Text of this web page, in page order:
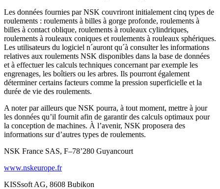
Les données fournies par NSK couvriront initialement cinq types de
roulements : roulements à billes à gorge profonde, roulements à
billes à contact oblique, roulements à rouleaux cylindriques,
roulements à rouleaux coniques et roulements à rouleaux sphériques.
Les utilisateurs du logiciel n´auront qu´à consulter les informations
relatives aux roulements NSK disponibles dans la base de données
et à effectuer les calculs techniques concernant par exemple les
engrenages, les boîtiers ou les arbres. Ils pourront également
déterminer certains facteurs comme la pression superficielle et la
durée de vie des roulements.
A noter par ailleurs que NSK pourra, à tout moment, mettre à jour
les données qu’il fournit afin de garantir des calculs optimaux pour
la conception de machines. À l’avenir, NSK proposera des
informations sur d’autres types de roulements.
NSK France SAS, F–78’280 Guyancourt
www.nskeurope.fr
KISSsoft AG, 8608 Bubikon